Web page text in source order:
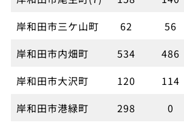
岸和田市三ケ山町
62 56
岸和田市内畑町
534 486
岸和田市大沢町
120 114
岸和田市港緑町
298 0